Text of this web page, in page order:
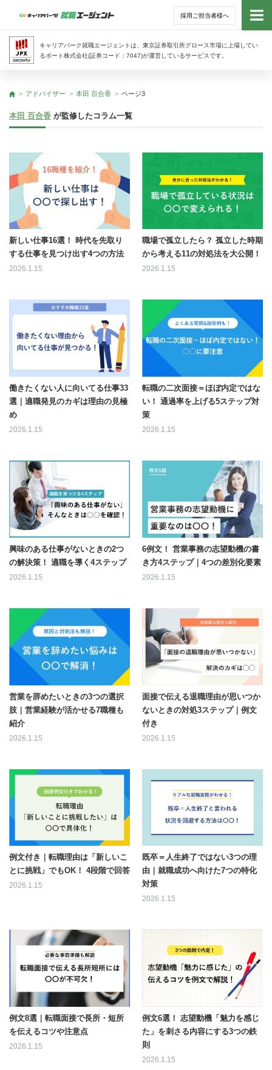
採用ご担当者様へ
キャリアパーク就職エージェントは、東京証券取引所グロース市場に上場してい
るポート株式会社(証券コード：7047)が運営しているサービスです。
トッ
経営
トップ
アドバイザー 本田 百合香 ページ3
本田 百合香 が監修したコラム一覧
新しい仕事16選！ 時代を先取り
する仕事を見つけ出す4つの方法
2026.1.15
職場で孤立したら？ 孤立した時期
から考える11の対処法を大公開！
2026.1.15
働きたくない人に向いてる仕事33
選｜適職発見のカギは理由の見極
め
2026.1.15
転職の二次面接＝ほぼ内定ではな
い！ 通過率を上げる5ステップ対
策
2026.1.15
興味のある仕事がないときの2つ
の解決策！ 適職を導く4ステップ
2026.1.15
6例文！ 営業事務の志望動機の書
き方4ステップ｜4つの差別化要素
2026.1.15
営業を辞めたいときの3つの選択
肢｜営業経験が活かせる7職種も
紹介
2026.1.15
面接で伝える退職理由が思いつか
ないときの対処3ステップ｜例文
付き
2026.1.15
例文付き｜転職理由は「新しいこ
とに挑戦」でもOK！ 4段階で回答
2026.1.15
既卒＝人生終了ではない3つの理
由｜就職成功へ向けた7つの特化
対策
2026.1.15
例文8選｜転職面接で長所・短所
を伝えるコツや注意点
2026.1.15
例文6選！ 志望動機「魅力を感じ
た」を刺さる内容にする3つの鉄
則
2026.1.15